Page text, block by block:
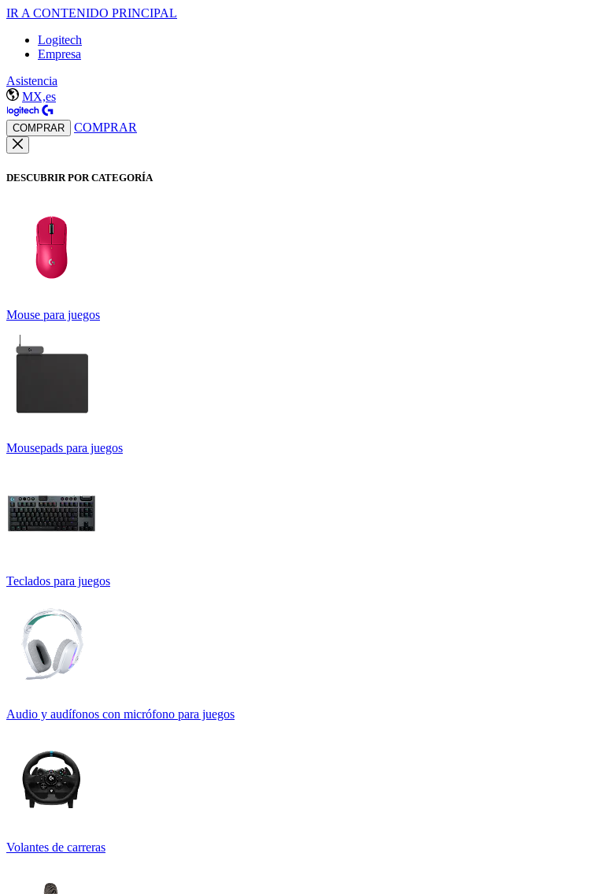
IR A CONTENIDO PRINCIPAL
Logitech
Empresa
Asistencia
MX,es
COMPRAR COMPRAR
DESCUBRIR POR CATEGORÍA
Mouse para juegos
Mousepads para juegos
Teclados para juegos
Audio y audífonos con micrófono para juegos
Volantes de carreras